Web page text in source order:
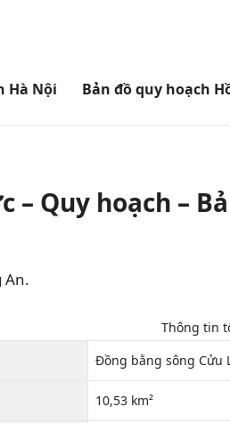
Hà Nội Bản đồ quy hoạch
Quy hoạch –
An.
Thông tin
Đồng bằng sông Cửu
10,53 km²